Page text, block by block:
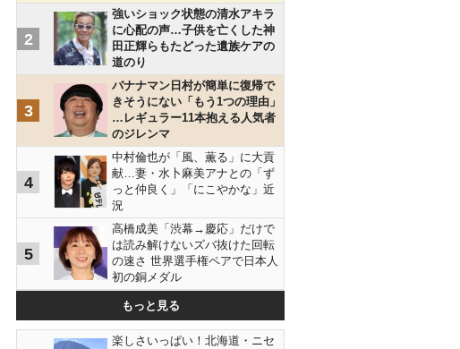
2
強いショック状態の清水アキラ
に心配の声…子供を亡くした神
田正輝らもたどった遺族ケアの
道のり
3
バナナマン日村が簡単に復帰で
きそうにない「もう1つの理由」
…レギュラー11本抱える人気者
のジレンマ
4
中村倫也が「風、薫る」に大貢
献…妻・水卜麻美アナとの「ず
っと仲良く」「にこやかな」近
況
5
高橋成美「渋幕→慶応」だけで
は読み解けないズバ抜けた回転
の速さ 世界選手権ペアで日本人
初の銅メダル
もっと見る
楽しさいっぱい！北海道・ニセ